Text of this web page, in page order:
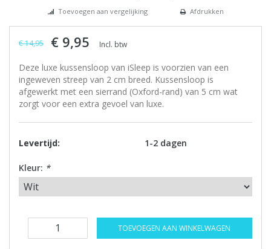
Toevoegen aan vergelijking
Afdrukken
€ 14,95 € 9,95 Incl. btw
Deze luxe kussensloop van iSleep is voorzien van een
ingeweven streep van 2 cm breed. Kussensloop is
afgewerkt met een sierrand (Oxford-rand) van 5 cm wat
zorgt voor een extra gevoel van luxe.
Levertijd: 1-2 dagen
Kleur: *
TOEVOEGEN AAN WINKELWAGEN